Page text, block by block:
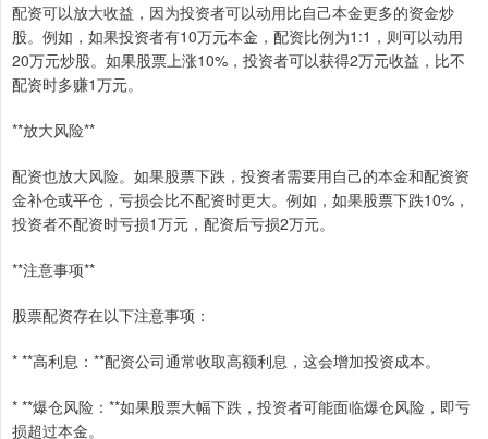
配资可以放大收益，因为投资者可以动用比自己本金更多的资金炒
股。例如，如果投资者有10万元本金，配资比例为1:1，则可以动用
20万元炒股。如果股票上涨10%，投资者可以获得2万元收益，比不
配资时多赚1万元。
**放大风险**
配资也放大风险。如果股票下跌，投资者需要用自己的本金和配资资
金补仓或平仓，亏损会比不配资时更大。例如，如果股票下跌10%，
投资者不配资时亏损1万元，配资后亏损2万元。
**注意事项**
股票配资存在以下注意事项：
* **高利息：**配资公司通常收取高额利息，这会增加投资成本。
* **爆仓风险：**如果股票大幅下跌，投资者可能面临爆仓风险，即亏
损超过本金。